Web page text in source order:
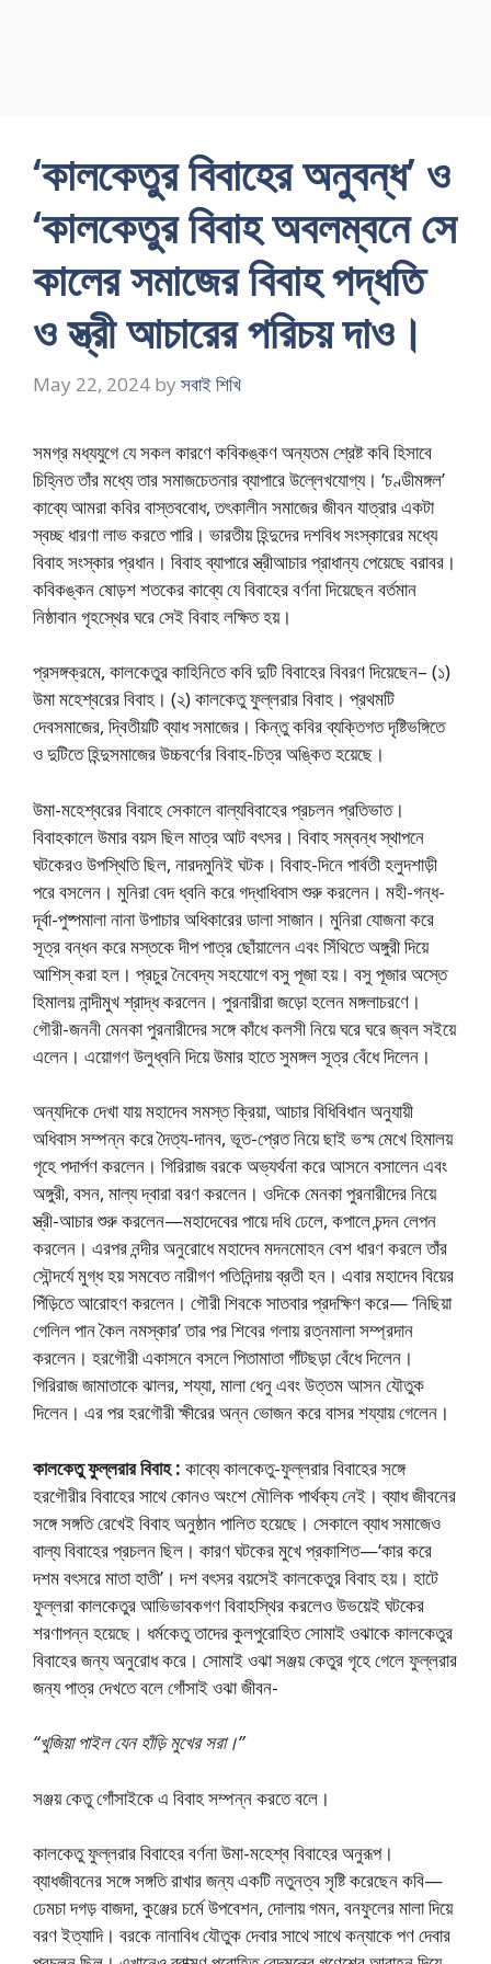
‘কালকেতুর বিবাহের অনুবন্ধ’ ও
‘কালকেতুর বিবাহ অবলম্বনে সে
কালের সমাজের বিবাহ পদ্ধতি
ও স্ত্রী আচারের পরিচয় দাও।
May 22, 2024 by সবাই শিখি
সমগ্র মধ্যযুগে যে সকল কারণে কবিকঙ্কণ অন্যতম শ্রেষ্ট কবি হিসাবে
চিহ্নিত তাঁর মধ্যে তার সমাজচেতনার ব্যাপারে উল্লেখযোগ্য। ‘চণ্ডীমঙ্গল’
কাব্যে আমরা কবির বাস্তববোধ, তৎকালীন সমাজের জীবন যাত্রার একটা
স্বচ্ছ ধারণা লাভ করতে পারি। ভারতীয় হিন্দুদের দশবিধ সংস্কারের মধ্যে
বিবাহ সংস্কার প্রধান। বিবাহ ব্যাপারে স্ত্রীআচার প্রাধান্য পেয়েছে বরাবর।
কবিকঙ্কন ষোড়শ শতকের কাব্যে যে বিবাহের বর্ণনা দিয়েছেন বর্তমান
নিষ্ঠাবান গৃহস্থের ঘরে সেই বিবাহ লক্ষিত হয়।
প্রসঙ্গক্রমে, কালকেতুর কাহিনিতে কবি দুটি বিবাহের বিবরণ দিয়েছেন– (১)
উমা মহেশ্বরের বিবাহ। (২) কালকেতু ফুল্লরার বিবাহ। প্রথমটি
দেবসমাজের, দ্বিতীয়টি ব্যাধ সমাজের। কিন্তু কবির ব্যক্তিগত দৃষ্টিভঙ্গিতে
ও দুটিতে হিন্দুসমাজের উচ্চবর্ণের বিবাহ-চিত্র অঙ্কিত হয়েছে।
উমা-মহেশ্বরের বিবাহে সেকালে বাল্যবিবাহের প্রচলন প্রতিভাত।
বিবাহকালে উমার বয়স ছিল মাত্র আট বৎসর। বিবাহ সম্বন্ধ স্থাপনে
ঘটকেরও উপস্থিতি ছিল, নারদমুনিই ঘটক। বিবাহ-দিনে পার্বতী হলুদশাড়ী
পরে বসলেন। মুনিরা বেদ ধ্বনি করে গদ্ধাধিবাস শুরু করলেন। মহী-গন্ধ-
দূর্বা-পুষ্পমালা নানা উপাচার অধিকারের ডালা সাজান। মুনিরা যোজনা করে
সূত্র বন্ধন করে মস্তকে দীপ পাত্র ছোঁয়ালেন এবং সিঁথিতে অঙ্গুরী দিয়ে
আশিস্ করা হল। প্রচুর নৈবেদ্য সহযোগে বসু পূজা হয়। বসু পূজার অস্তে
হিমালয় নান্দীমুখ শ্রাদ্ধ করলেন। পুরনারীরা জড়ো হলেন মঙ্গলাচরণে।
গৌরী-জননী মেনকা পুরনারীদের সঙ্গে কাঁধে কলসী নিয়ে ঘরে ঘরে জ্বল সইয়ে
এলেন। এয়োগণ উলুধ্বনি দিয়ে উমার হাতে সুমঙ্গল সূত্র বেঁধে দিলেন।
অন্যদিকে দেখা যায় মহাদেব সমস্ত ক্রিয়া, আচার বিধিবিধান অনুযায়ী
অধিবাস সম্পন্ন করে দৈত্য-দানব, ভূত-প্রেত নিয়ে ছাই ভস্ম মেখে হিমালয়
গৃহে পদার্পণ করলেন। গিরিরাজ বরকে অভ্যর্থনা করে আসনে বসালেন এবং
অঙ্গুরী, বসন, মাল্য দ্বারা বরণ করলেন। ওদিকে মেনকা পুরনারীদের নিয়ে
স্ত্রী-আচার শুরু করলেন—মহাদেবের পায়ে দধি ঢেলে, কপালে চন্দন লেপন
করলেন। এরপর নন্দীর অনুরোধে মহাদেব মদনমোহন বেশ ধারণ করলে তাঁর
সৌন্দর্যে মুগ্ধ হয় সমবেত নারীগণ পতিনিন্দায় ব্রতী হন। এবার মহাদেব বিয়ের
পিঁড়িতে আরোহণ করলেন। গৌরী শিবকে সাতবার প্রদক্ষিণ করে— ‘নিছিয়া
গেলিল পান কৈল নমস্কার’ তার পর শিবের গলায় রত্নমালা সম্প্রদান
করলেন। হরগৌরী একাসনে বসলে পিতামাতা গাঁটছড়া বেঁধে দিলেন।
গিরিরাজ জামাতাকে ঝালর, শয্যা, মালা ধেনু এবং উত্তম আসন যৌতুক
দিলেন। এর পর হরগৌরী ক্ষীরের অন্ন ভোজন করে বাসর শয্যায় গেলেন।
কালকেতু ফুল্লরার বিবাহ : কাব্যে কালকেতু-ফুল্লরার বিবাহের সঙ্গে
হরগৌরীর বিবাহের সাথে কোনও অংশে মৌলিক পার্থক্য নেই। ব্যাধ জীবনের
সঙ্গে সঙ্গতি রেখেই বিবাহ অনুষ্ঠান পালিত হয়েছে। সেকালে ব্যাধ সমাজেও
বাল্য বিবাহের প্রচলন ছিল। কারণ ঘটকের মুখে প্রকাশিত—‘কার করে
দশম বৎসরে মাতা হাতী’। দশ বৎসর বয়সেই কালকেতুর বিবাহ হয়। হাটে
ফুল্লরা কালকেতুর আভিভাবকগণ বিবাহস্থির করলেও উভয়েই ঘটকের
শরণাপন্ন হয়েছে। ধর্মকেতু তাদের কুলপুরোহিত সোমাই ওঝাকে কালকেতুর
বিবাহের জন্য অনুরোধ করে। সোমাই ওঝা সঞ্জয় কেতুর গৃহে গেলে ফুল্লরার
জন্য পাত্র দেখতে বলে গোঁসাই ওঝা জীবন-
“খুজিয়া পাইল যেন হাঁড়ি মুখের সরা।”
সঞ্জয় কেতু গোঁসাইকে এ বিবাহ সম্পন্ন করতে বলে।
কালকেতু ফুল্লরার বিবাহের বর্ণনা উমা-মহেশ্ব বিবাহের অনুরূপ।
ব্যাধজীবনের সঙ্গে সঙ্গতি রাখার জন্য একটি নতুনত্ব সৃষ্টি করেছেন কবি—
ঢেমচা দগড় বাজদা, কুঞ্জের চর্মে উপবেশন, দোলায় গমন, বনফুলের মালা দিয়ে
বরণ ইত্যাদি। বরকে নানাবিধ যৌতুক দেবার সাথে সাথে কন্যাকে পণ দেবার